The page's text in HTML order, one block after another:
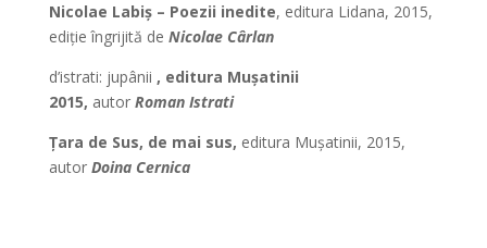
Nicolae Labiș– Poezii inedite, editura Lidana, 2015,
ediție îngrijită de Nicolae Cârlan
d’istrati: jupânii , editura Mușatinii
2015, autor Roman Istrati
Țara de Sus, de mai sus, editura Mușatinii, 2015,
autor Doina Cernica